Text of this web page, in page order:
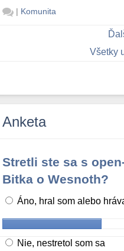
| Komunita
Všetky
Anketa
Stretli ste sa s
Bitka o Wesnoth?
Áno, hral som alebo
Nie, nestretol som sa